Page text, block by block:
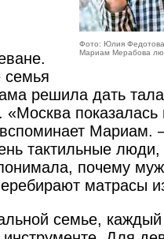
Фото: Юлия Федотова
Мариам Мерабова
семья
решила дать
«Москва
Мариам.
тактильные
почему
матрасы
семье, каждый